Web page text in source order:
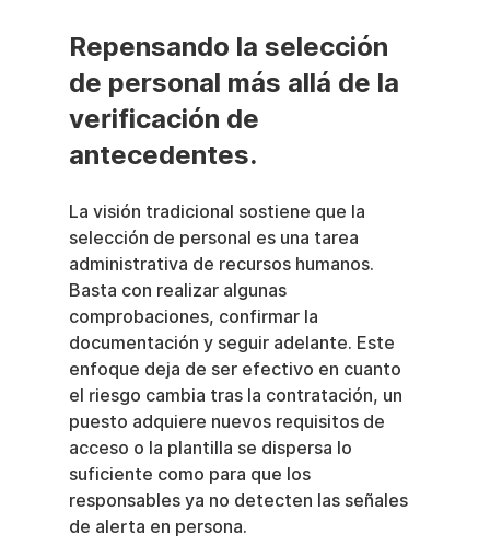
Repensando la selección
de personal más allá de la
verificación de
antecedentes.
La visión tradicional sostiene que la
selección de personal es una tarea
administrativa de recursos humanos.
Basta con realizar algunas
comprobaciones, confirmar la
documentación y seguir adelante. Este
enfoque deja de ser efectivo en cuanto
el riesgo cambia tras la contratación, un
puesto adquiere nuevos requisitos de
acceso o la plantilla se dispersa lo
suficiente como para que los
responsables ya no detecten las señales
de alerta en persona.